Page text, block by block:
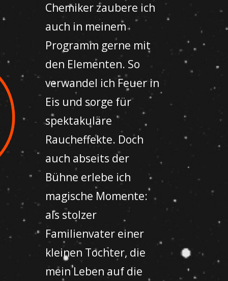
Chemiker zaubere ich
auch in meinem
Programm gerne mit
den Elementen. So
verwandel ich Feuer in
Eis und sorge für
spektakuläre
Raucheffekte. Doch
auch abseits der
Bühne erlebe ich
magische Momente:
als stolzer
Familienvater einer
kleinen Tochter, die
mein Leben auf die